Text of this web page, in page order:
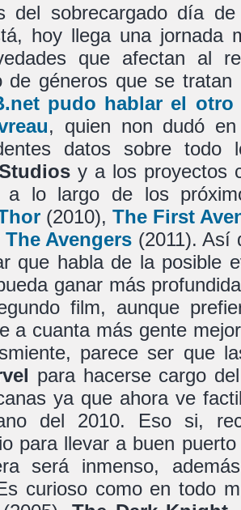
del sobrecargado día
hoy llega una jornada
que afectan al
de géneros que se
pudo hablar el
, quien non dudó
datos sobre
y a los proyectos
a lo largo de los
(2010), The First
The Avengers (2011). Así
que habla de la posible
ganar más
film, aunque
a cuanta más gente
parece ser que
para hacerse cargo
ya que ahora ve
del 2010. Eso si,
para llevar a buen
será inmenso,
curioso como en todo